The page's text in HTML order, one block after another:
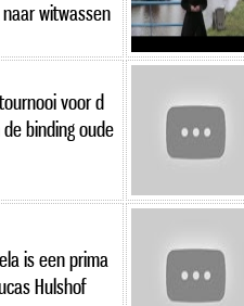
witwassen
voor d
binding oude
is een prima
Hulshof